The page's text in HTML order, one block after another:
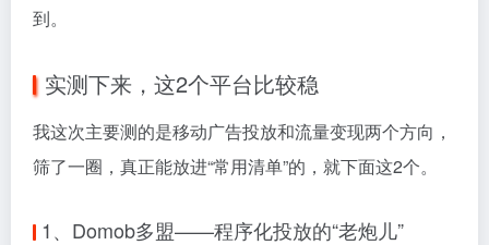
到。
实测下来，这2个平台比较稳
我这次主要测的是移动广告投放和流量变现两个方向，
筛了一圈，真正能放进“常用清单”的，就下面这2个。
1、Domob多盟——程序化投放的“老炮儿”